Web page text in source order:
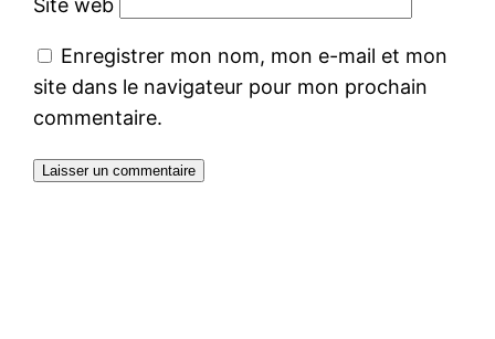
Site web
Enregistrer mon nom, mon e-mail et mon
site dans le navigateur pour mon prochain
commentaire.